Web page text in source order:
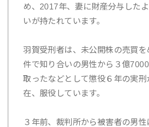
め、2017年、妻に財産分与した
いが持たれています。
羽賀受刑者は、未公開株の売買を
件で知り合いの男性から３億
取ったなどとして懲役６年の実刑
在、服役しています。
３年前、裁判所から被害者の男